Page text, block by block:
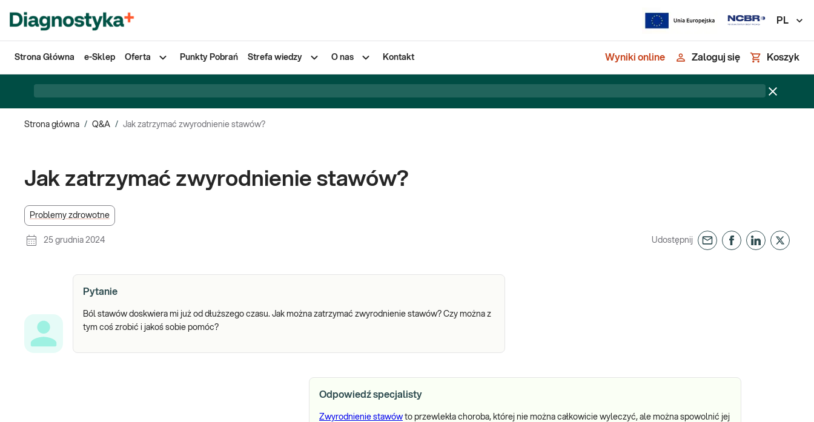
PL
Strona Główna e-Sklep Oferta Punkty Pobrań Strefa wiedzy O nas Kontakt Wyniki online Zaloguj się Koszyk
Strona główna / Q&A / Jak zatrzymać zwyrodnienie stawów?
Jak zatrzymać zwyrodnienie stawów?
Problemy zdrowotne
25 grudnia 2024 Udostępnij
Pytanie
Ból stawów doskwiera mi już od dłuższego czasu. Jak można zatrzymać zwyrodnienie stawów? Czy można z
tym coś zrobić i jakoś sobie pomóc?
Odpowiedź specjalisty
Zwyrodnienie stawów to przewlekła choroba, której nie można całkowicie wyleczyć, ale można spowolnić jej